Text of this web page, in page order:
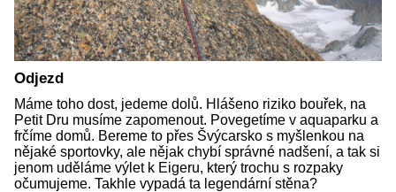
Odjezd
Máme toho dost, jedeme dolů. Hlášeno riziko bouřek, na
Petit Dru musíme zapomenout. Povegetíme v aquaparku a
frčíme domů. Bereme to přes Švýcarsko s myšlenkou na
nějaké sportovky, ale nějak chybí správné nadšení, a tak si
jenom uděláme výlet k Eigeru, který trochu s rozpaky
očumujeme. Takhle vypadá ta legendární stěna?